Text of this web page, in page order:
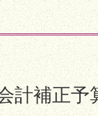
計補正予